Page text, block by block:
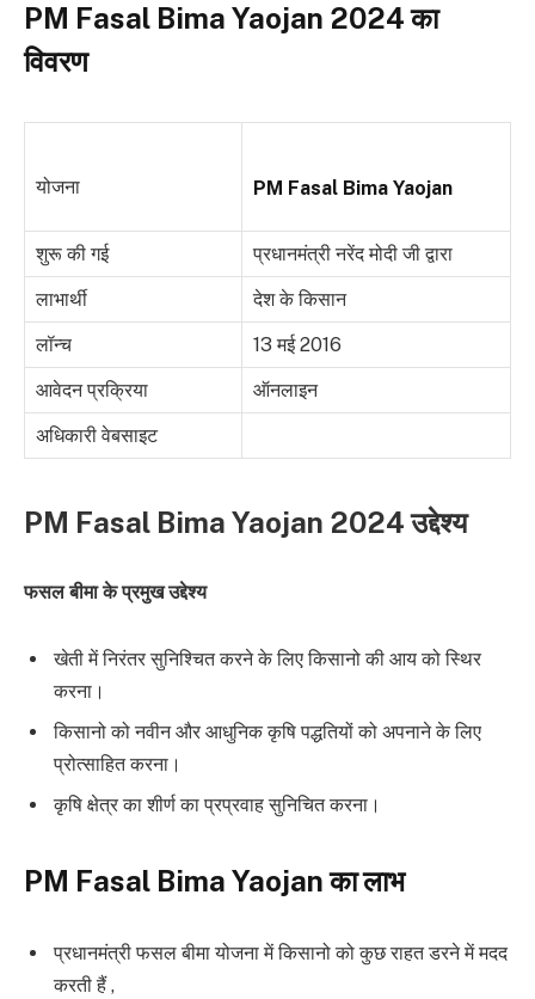
PM Fasal Bima Yaojan 2024 का
विवरण
योजना PM Fasal Bima Yaojan
शुरू की गई
प्रधानमंत्री नरेंद मोदी जी द्वारा
लाभार्थी
देश के किसान
लॉन्च
13 मई 2016
आवेदन प्रक्रिया
ऑनलाइन
अधिकारी वेबसाइट
PM Fasal Bima Yaojan 2024 उद्देश्य
फसल बीमा के प्रमुख उद्देश्य
खेती में निरंतर सुनिश्चित करने के लिए किसानो की आय को स्थिर
करना।
किसानो को नवीन और आधुनिक कृषि पद्धतियों को अपनाने के लिए
प्रोत्साहित करना।
कृषि क्षेत्र का शीर्ण का प्रप्रवाह सुनिचित करना।
PM Fasal Bima Yaojan का लाभ
प्रधानमंत्री फसल बीमा योजना में किसानो को कुछ राहत डरने में मदद
करती हैं ,